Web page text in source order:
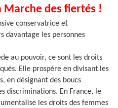
Marche des fiertés !
conservatrice et
davantage les personnes
au pouvoir, ce sont les droits
Elle prospère en divisant les
en désignant des boucs
discriminations. En France, le
les droits des femmes